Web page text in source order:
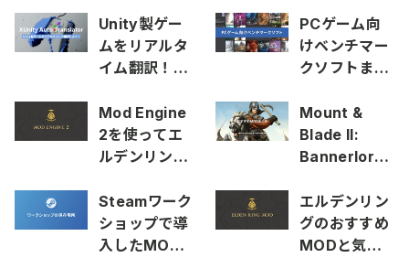
け攻略ガイド
Unity製ゲー
ムをリアルタ
イム翻訳！
Translator
の使い方
PCゲーム向
けベンチマー
クソフトまと
Mod Engine
2を使ってエ
ルデンリング
入する方法
Mount &
Blade II:
Bannerlord
MODまとめ
Steamワーク
ショップで導
入したMOD
エルデンリン
グのおすすめ
MODと気に